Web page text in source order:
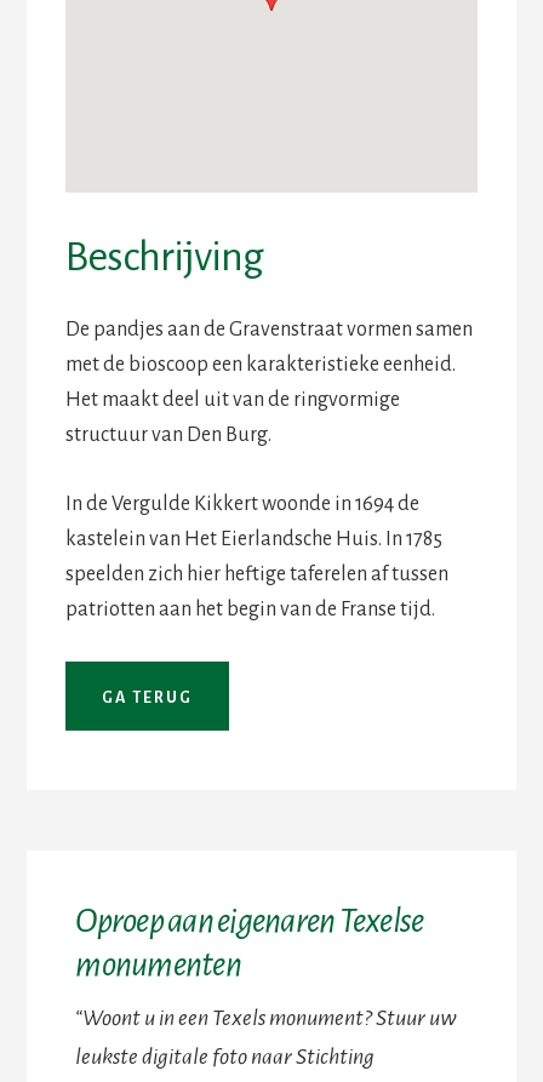
Beschrijving
De pandjes aan de Gravenstraat vormen samen
met de bioscoop een karakteristieke eenheid.
Het maakt deel uit van de ringvormige
structuur van Den Burg.
In de Vergulde Kikkert woonde in 1694 de
kastelein van Het Eierlandsche Huis. In 1785
speelden zich hier heftige taferelen af tussen
patriotten aan het begin van de Franse tijd.
Oproep aan eigenaren Texelse
monumenten
“Woont u in een Texels monument? Stuur uw
leukste digitale foto naar Stichting